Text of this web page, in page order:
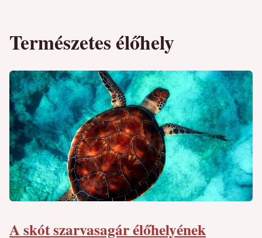
Természetes élőhely
A skót szarvasagár élőhelyének